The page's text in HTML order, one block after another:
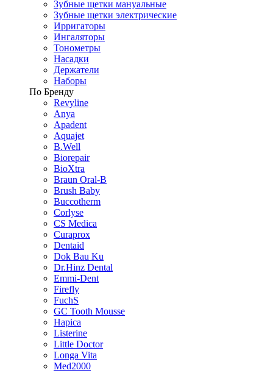
Зубные щетки мануальные
Зубные щетки электрические
Ирригаторы
Ингаляторы
Тонометры
Насадки
Держатели
Наборы
По Бренду
Revyline
Anya
Apadent
Aquajet
B.Well
Biorepair
BioXtra
Braun Oral-B
Brush Baby
Buccotherm
Corlyse
CS Medica
Curaprox
Dentaid
Dok Bau Ku
Dr.Hinz Dental
Emmi-Dent
Firefly
FuchS
GC Tooth Mousse
Hapica
Listerine
Little Doctor
Longa Vita
Med2000